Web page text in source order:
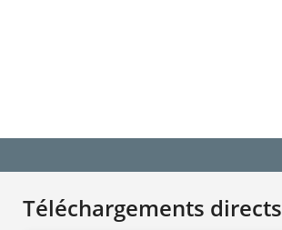
Téléchargements directs